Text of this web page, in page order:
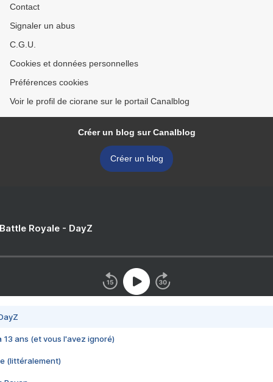
Contact
Signaler un abus
C.G.U.
Cookies et données personnelles
Préférences cookies
Voir le profil de ciorane sur le portail Canalblog
Créer un blog sur Canalblog
Créer un blog
Royale - DayZ
13 ans (et vous l'avez ignoré)
(littéralement)